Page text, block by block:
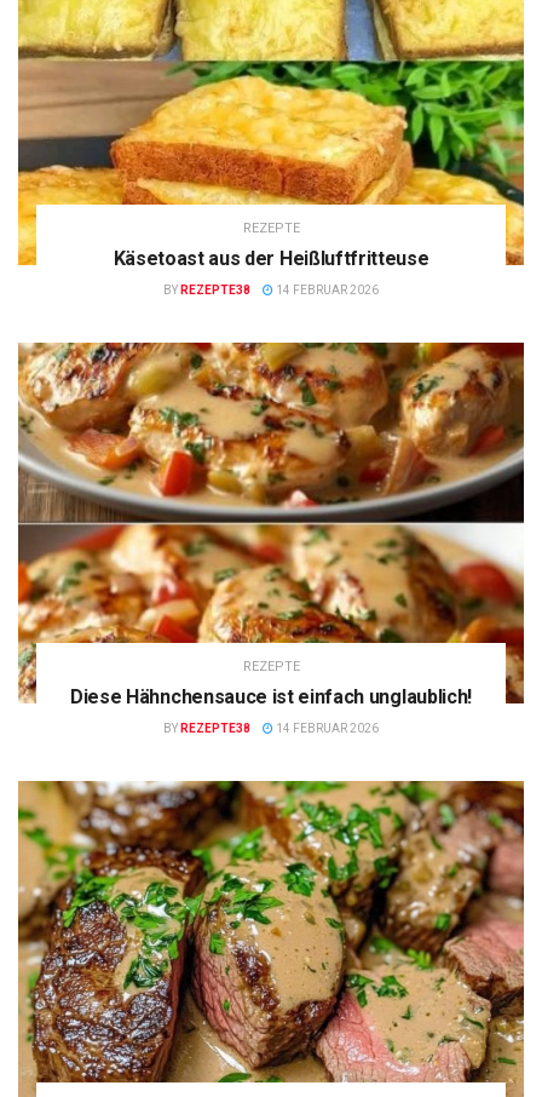
REZEPTE
Käsetoast aus der Heißluftfritteuse
BY REZEPTE38 14 FEBRUAR 2026
REZEPTE
Diese Hähnchensauce ist einfach unglaublich!
BY REZEPTE38 14 FEBRUAR 2026